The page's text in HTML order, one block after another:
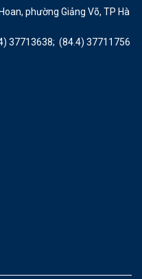
phường Giảng Võ, TP Hà
37713638; (84.4) 37711756